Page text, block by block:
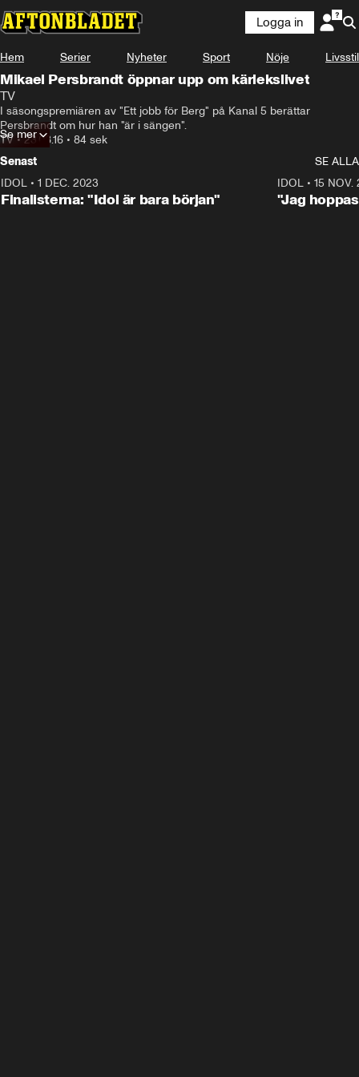
Logga in
Hem Serier Nyheter Sport Nöje Livsstil
Mikael Persbrandt öppnar upp om kärlekslivet
TV
I säsongspremiären av "Ett jobb för Berg" på Kanal 5 berättar
Persbrandt om hur han "är i sängen".
TV •23.08.16 • 84 sek
Se mer
Senast
SE ALLA
IDOL • 1 DEC. 2023
Finalisterna: "Idol är bara början"
IDOL• 15 NOV.
"Jag